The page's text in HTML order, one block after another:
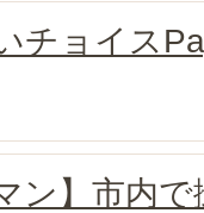
チョイス
ン】市内